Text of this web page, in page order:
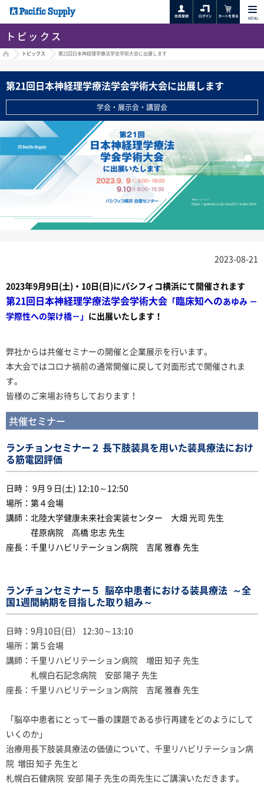
MENU
トピックス
HOME トピックス 第21回日本神経理学療法学会学術大会に出展します
第21回日本神経理学療法学会学術大会に出展します
学会・展示会・講習会
2023-08-21
2023年9月9日(土)・10日(日)にパシフィコ横浜にて開催されます
第21回日本神経理学療法学会学術大会 「臨床知へのあゆみ －
学際性への架け橋－」 に出展いたします！
弊社からは共催セミナーの開催と企業展示を行います。
本大会ではコロナ禍前の通常開催に戻して対面形式で開催されま
す。
皆様のご来場お待ちしております！
共催セミナー
ランチョンセミナー２ 長下肢装具を用いた装具療法におけ
る筋電図評価
日時： 9月９日(土) 12:10～12:50
場所：第４会場
講師：北陸大学健康未来社会実装センター 大畑 光司 先生
荏原病院 髙橋 忠志 先生
座長：千里リハビリテーション病院 吉尾 雅春 先生
ランチョンセミナー５ 脳卒中患者における装具療法 ～全
国1週間納期を目指した取り組み～
日時：9月10日(日） 12:30～13:10
場所：第５会場
講師：千里リハビリテーション病院 増田 知子 先生
札幌白石記念病院 安部 陽子 先生
座長：千里リハビリテーション病院 吉尾 雅春 先生
「脳卒中患者にとって一番の課題である歩行再建をどのようにして
いくのか」
治療用長下肢装具療法の価値について、千里リハビリテーション病
院 増田 知子 先生と
札幌白石健病院 安部 陽子 先生の両先生にご講演いただきます。